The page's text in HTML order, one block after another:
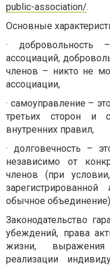
public-association/.
Основные
· добровольность
ассоциаций,
членов – никто не
ассоциации,
· самоуправление –
третьих сторон и
внутренних правил,
·долговечность –
независимо от
членов (при
обычное
Законодательство
убеждений, права
жизни,
реализации